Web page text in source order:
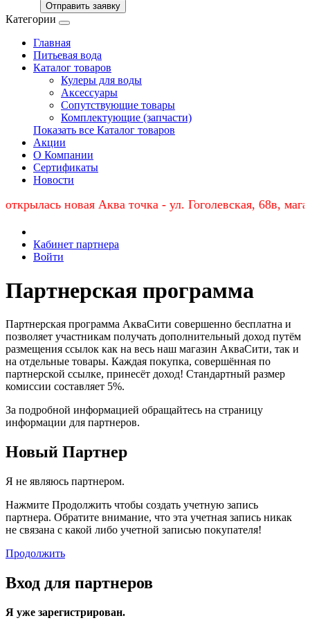
Отправить заявку
Категории
Главная
Питьевая вода
Каталог товаров
Кулеры для воды
Аксессуары
Сопутствующие товары
Комплектующие (запчасти)
Показать все Каталог товаров
Акции
О Компании
Сертификаты
Новости
новая Аква точка - ул. Гоголевская, 68в, магазин
Кабинет партнера
Войти
Партнерская программа
Партнерская программа АкваСити совершенно бесплатна и
позволяет участникам получать дополнительный доход путём
размещения ссылок как на весь наш магазин АкваСити, так и
на отдельные товары. Каждая покупка, совершённая по
партнерской ссылке, принесёт доход! Стандартный размер
комиссии составляет 5%.
За подробной информацией обращайтесь на страницу
информации для партнеров.
Новый Партнер
Я не являюсь партнером.
Нажмите Продолжить чтобы создать учетную запись
партнера. Обратите внимание, что эта учетная запись никак
не связана с какой либо учетной записью покупателя!
Продолжить
Вход для партнеров
Я уже зарегистрирован.